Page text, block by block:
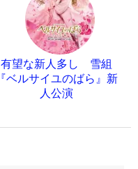
有望な新人多し 雪組
『ベルサイユのばら』新
人公演